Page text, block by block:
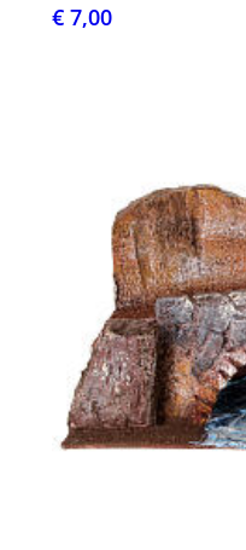
€ 7,00